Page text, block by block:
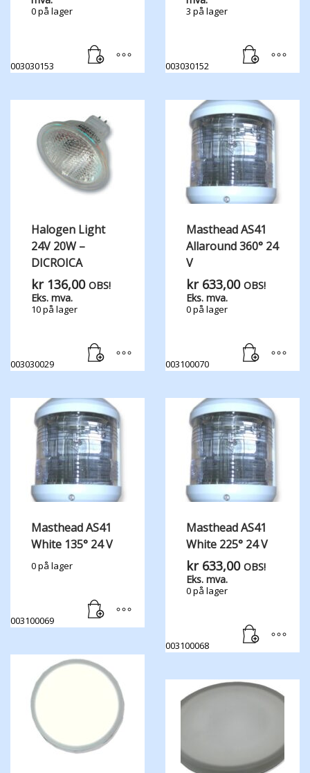
0 på lager
003030153
3 på lager
003030152
Halogen Light
24V 20W –
DICROICA
kr136,00 OBS!
Eks. mva.
10 på lager
003030029
Masthead AS41
Allaround 360° 24
V
kr633,00 OBS!
Eks. mva.
0 på lager
003100070
Masthead AS41
White 135° 24 V
0 på lager
003100069
Masthead AS41
White 225° 24 V
kr633,00 OBS!
Eks. mva.
0 på lager
003100068